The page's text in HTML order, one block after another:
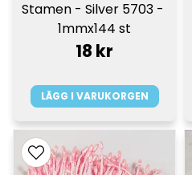
Stamen - Silver 5703 -
1mmx144 st
18 kr
LÄGG I VARUKORGEN